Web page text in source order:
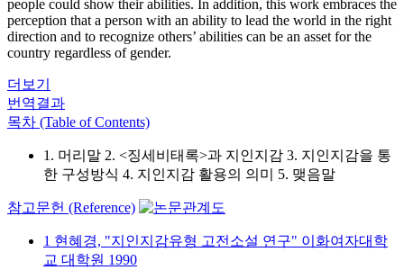
people could show their abilities. In addition, this work embraces the
perception that a person with an ability to lead the world in the right
direction and to recognize others’ abilities can be an asset for the
country regardless of gender.
더보기
번역결과
목차 (Table of Contents)
1. 머리말 2. <징세비태록>과 지인지감 3. 지인지감을 통
한 구성방식 4. 지인지감 활용의 의미 5. 맺음말
참고문헌 (Reference)
1 현혜경, "지인지감유형 고전소설 연구" 이화여자대학
교 대학원 1990